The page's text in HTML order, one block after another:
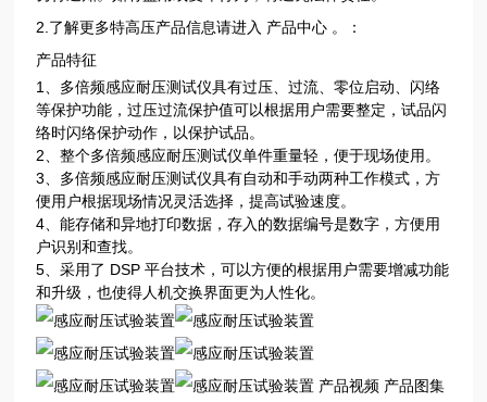
2.了解更多特高压产品信息请进入 产品中心 。：
产品特征
1、多倍频感应耐压测试仪具有过压、过流、零位启动、闪络
等保护功能，过压过流保护值可以根据用户需要整定，试品闪
络时闪络保护动作，以保护试品。
2、整个多倍频感应耐压测试仪单件重量轻，便于现场使用。
3、多倍频感应耐压测试仪具有自动和手动两种工作模式，方
便用户根据现场情况灵活选择，提高试验速度。
4、能存储和异地打印数据，存入的数据编号是数字，方便用
户识别和查找。
5、采用了 DSP 平台技术，可以方便的根据用户需要增减功能
和升级，也使得人机交换界面更为人性化。
产品视频 产品图集